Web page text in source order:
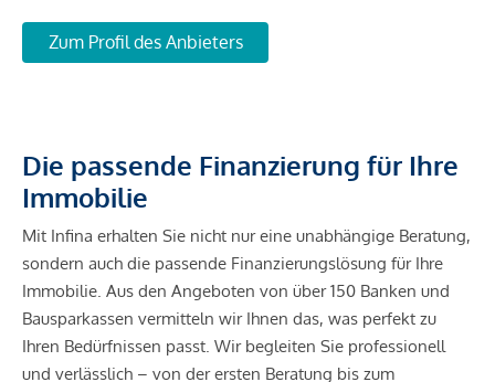
Zum Profil des Anbieters
Die passende Finanzierung für Ihre
Immobilie
Mit Infina erhalten Sie nicht nur eine unabhängige Beratung,
sondern auch die passende Finanzierungslösung für Ihre
Immobilie. Aus den Angeboten von über 150 Banken und
Bausparkassen vermitteln wir Ihnen das, was perfekt zu
Ihren Bedürfnissen passt. Wir begleiten Sie professionell
und verlässlich – von der ersten Beratung bis zum